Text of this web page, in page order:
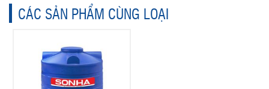
CÁC SẢN PHẨM CÙNG LOẠI